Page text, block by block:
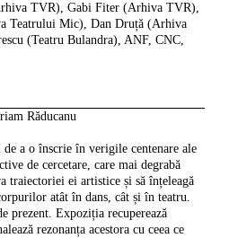
TVR), Gabi Fiter (Arhiva TVR),
Teatrului Mic), Dan Druță (Arhiva
(Teatru Bulandra), ANF, CNC,
Răducanu
a o înscrie în verigile centenare ale
de cercetare, care mai degrabă
traiectoriei ei artistice și să înțeleagă
atât în dans, cât și în teatru.
prezent. Expoziția recuperează
rezonanța acestora cu ceea ce